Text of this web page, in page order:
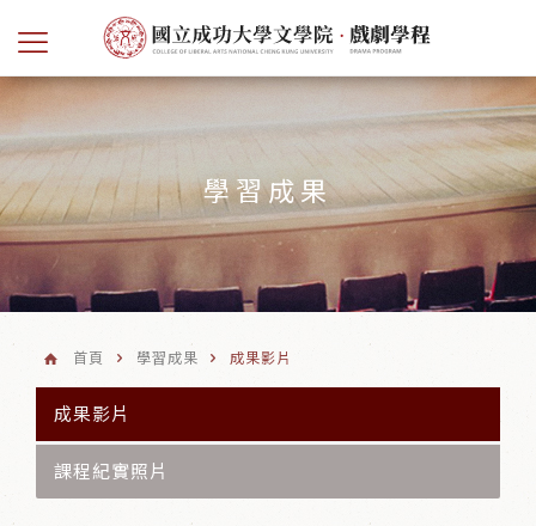
學習成果
首頁 學習成果 成果影片
成果影片
課程紀實照片